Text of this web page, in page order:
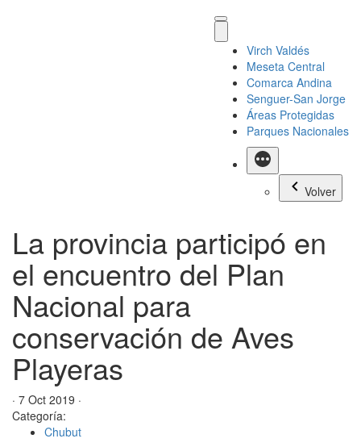
Virch Valdés
Meseta Central
Comarca Andina
Senguer-San Jorge
Áreas Protegidas
Parques Nacionales
Más
Volver
La provincia participó en
el encuentro del Plan
Nacional para
conservación de Aves
Playeras
· 7 Oct 2019 ·
Categoría:
Chubut